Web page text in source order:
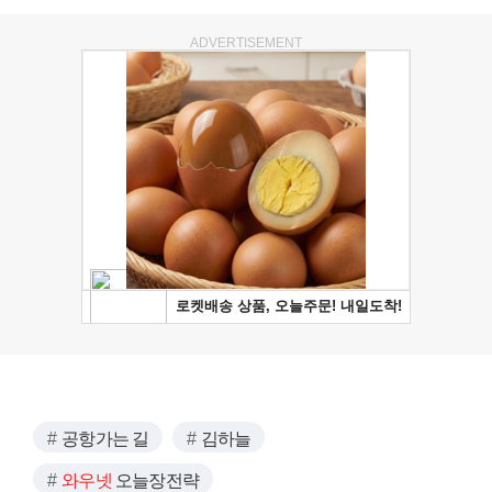
ADVERTISEMENT
공항가는 길 김하늘
와우넷 오늘장전략